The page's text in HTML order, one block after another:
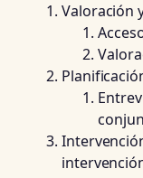
Valoración